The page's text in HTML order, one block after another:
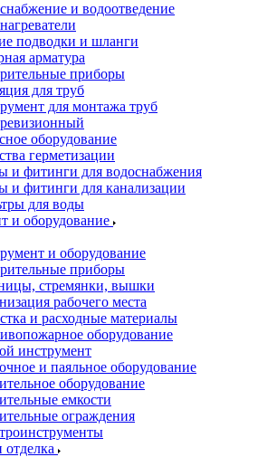
и водоотведение
подводки и шланги
арматура
приборы
для труб
для монтажа труб
оборудование
герметизации
и фитинги для водоснабжения
и фитинги для канализации
для воды
и оборудование
и оборудование
приборы
стремянки, вышки
рабочего места
и расходные материалы
оборудование
инструмент
и паяльное оборудование
оборудование
емкости
ограждения
отделка